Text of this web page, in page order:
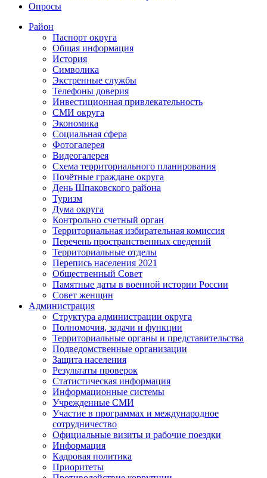
Опросы
Район
Паспорт округа
Общая информация
История
Символика
Экстренные службы
Телефоны доверия
Инвестиционная привлекательность
СМИ округа
Экономика
Социальная сфера
Фотогалерея
Видеогалерея
Схема территориального планирования
Почётные граждане округа
День Шпаковского района
Туризм
Дума округа
Контрольно счетный орган
Территориальная избирательная комиссия
Перечень пространственных сведений
Территориальные отделы
Перепись населения 2021
Общественный Совет
Памятные даты в военной истории России
Совет женщин
Администрация
Структура администрации округа
Полномочия, задачи и функции
Территориальные органы и представительства
Подведомственные организации
Защита населения
Результаты проверок
Статистическая информация
Информационные системы
Учрежденные СМИ
Участие в программах и международное
сотрудничество
Официальные визиты и рабочие поездки
Информация
Кадровая политика
Приоритеты